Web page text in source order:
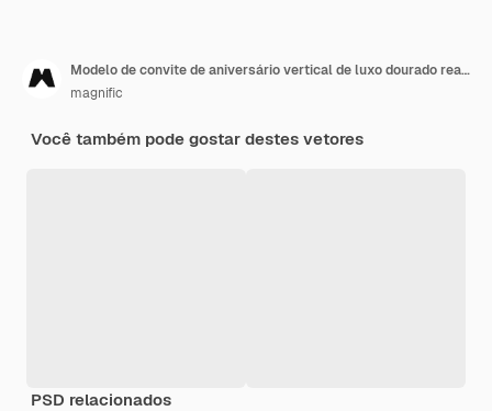
Modelo de convite de aniversário vertical de luxo dourado realista
magnific
Você também pode gostar destes vetores
PSD relacionados